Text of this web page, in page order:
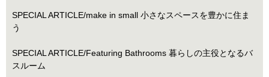
SPECIAL ARTICLE/make in small 小さなスペースを豊かに住ま
う
SPECIAL ARTICLE/Featuring Bathrooms 暮らしの主役となるバ
スルーム